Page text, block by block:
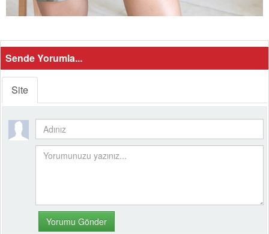
Sende Yorumla...
Site